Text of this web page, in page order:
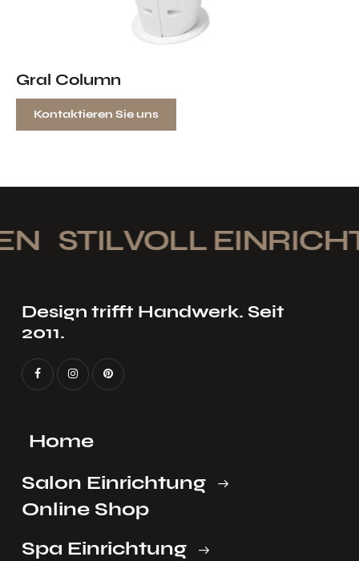
Gral Column
Kontaktieren Sie uns
STILVOLL
Design trifft Handwerk. Seit
2011.
Home
Salon Einrichtung
Online Shop
Spa Einrichtung